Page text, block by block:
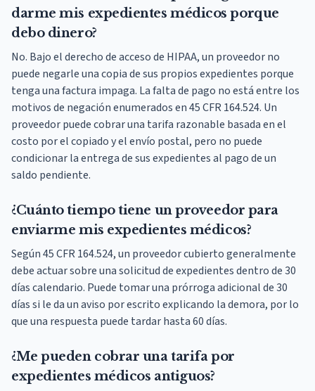
darme mis expedientes médicos porque
debo dinero?
No. Bajo el derecho de acceso de HIPAA, un proveedor no
puede negarle una copia de sus propios expedientes porque
tenga una factura impaga. La falta de pago no está entre los
motivos de negación enumerados en 45 CFR 164.524. Un
proveedor puede cobrar una tarifa razonable basada en el
costo por el copiado y el envío postal, pero no puede
condicionar la entrega de sus expedientes al pago de un
saldo pendiente.
¿Cuánto tiempo tiene un proveedor para
enviarme mis expedientes médicos?
Según 45 CFR 164.524, un proveedor cubierto generalmente
debe actuar sobre una solicitud de expedientes dentro de 30
días calendario. Puede tomar una prórroga adicional de 30
días si le da un aviso por escrito explicando la demora, por lo
que una respuesta puede tardar hasta 60 días.
¿Me pueden cobrar una tarifa por
expedientes médicos antiguos?